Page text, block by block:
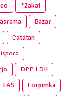
*Zakat
asrama
Bazar
Catatan
DPP LDII
FAS
Forpimka